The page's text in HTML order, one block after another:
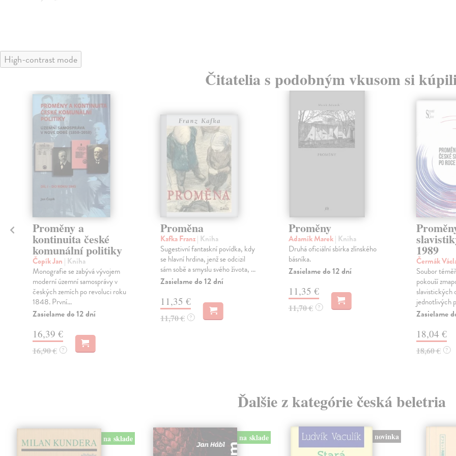
High-contrast mode
Čitatelia s podobným vkusom si
Proměny a
kontinuita české
komunální politiky
Čopík Jan | Kniha
Monografie se zabývá vývojem
moderní územní samosprávy v
českých zemích po revoluci roku
1848. První...
Zasielame do 12 dní
16,39 €
16,90 € ?
Proměna
Kafka Franz| Kniha
Sugestivní fantaskní povídka, kdy
se hlavní hrdina, jenž se odcizil
sám sobě a smyslu svého života, ...
Zasielame do 12 dní
11,35 €
11,70 € ?
Proměny
Adamík Marek| Kniha
Druhá oficiální sbírka zlínského
básníka.
Zasielame do 12 dní
11,35 €
11,70 € ?
1989
Čermák
Soubor
pokouší
slavistických
jednotlivých
Zasielame
18,04 €
18,60 € ?
Ďalšie z kategórie česká beletria
na sklade na sklade novinka